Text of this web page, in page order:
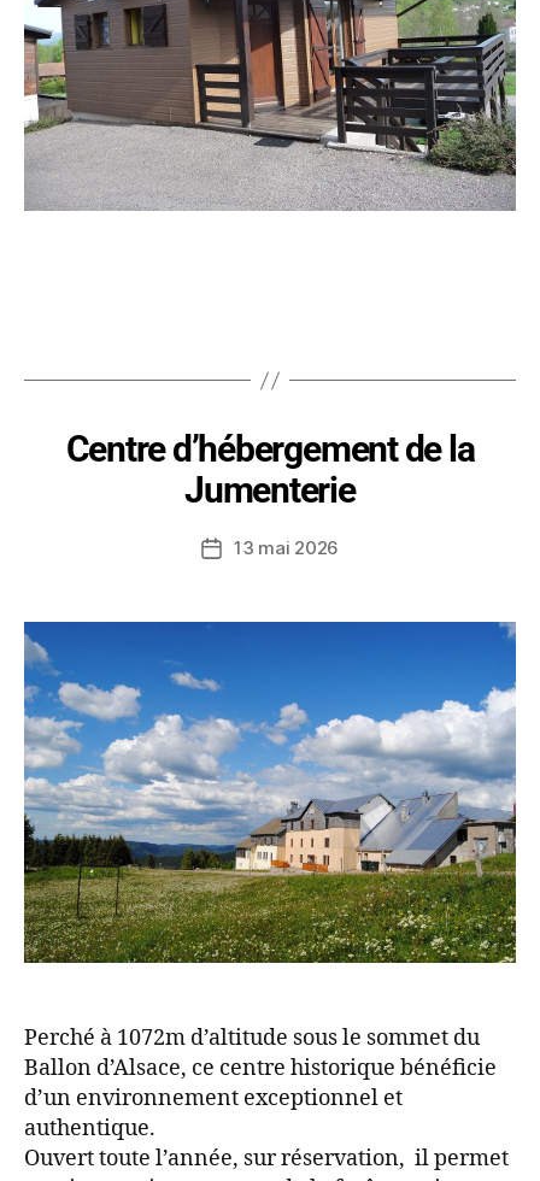
Centre d’hébergement de la
Jumenterie
13 mai 2026
Perché à 1072m d’altitude sous le sommet du
Ballon d’Alsace, ce centre historique bénéficie
d’un environnement exceptionnel et
authentique.
Ouvert toute l’année, sur réservation, il permet